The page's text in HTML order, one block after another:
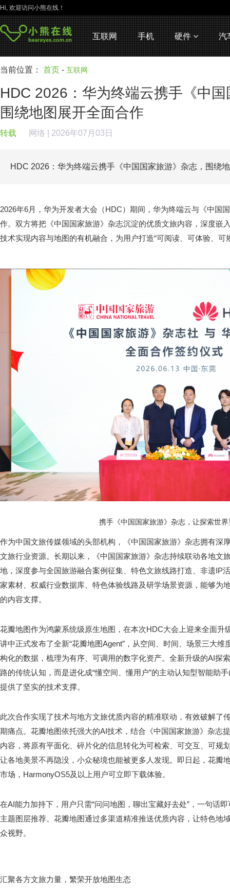
Hi, 欢迎访问小熊在线！
互联网 手机 硬件 汽
当前位置： 首页 - 互联网
HDC 2026：华为终端云携手《中
围绕地图展开全面合作
转载 网络 | 2026年07月03日
HDC 2026：华为终端云携手《中国国家旅游》杂志，围绕
2026年6月，华为开发者大会（HDC）期间，华为终端云与《中国
作。双方将把《中国国家旅游》杂志沉淀的优质文旅内容，深度嵌
技术实现内容与地图的有机融合，为用户打造“可阅读、可体验、可
携手《中国国家旅游》杂志，让探索世
作为中国文旅传媒领域的头部机构，《中国国家旅游》杂志拥有深
文旅行业资源。长期以来，《中国国家旅游》杂志持续联动各地文
地，深度参与全国旅游融合案例征集、特色文旅线路打造、非遗IP
家素材、权威行业数据库、特色体验线路及研学场景资源，能够为
的内容支撑。
花瓣地图作为鸿蒙系统级原生地图，在本次HDC大会上迎来全面升
讲中正式发布了全新“花瓣地图Agent”，从空间、时间、场景三大
构化的数据，梳理为有序、可调用的数字化资产。全新升级的AI探
路的传统认知，而是进化成“懂空间、懂用户”的主动认知型智能助
提供了坚实的技术支撑。
此次合作实现了技术与地方文旅优质内容的精准联动，有效破解了
期痛点。花瓣地图依托强大的AI技术，结合《中国国家旅游》杂志
内容，将原有平面化、碎片化的信息转化为可检索、可交互、可规
让各地美景不再隐没，小众秘境也能被更多人发现。即日起，花瓣
市场，HarmonyOS5及以上用户可立即下载体验。
在AI能力加持下，用户只需“问问地图，聊出宝藏好去处”，一句话
主题图层推荐。花瓣地图通过多渠道精准推送优质内容，让特色地
众视野。
汇聚各方文旅力量，繁荣开放地图生态